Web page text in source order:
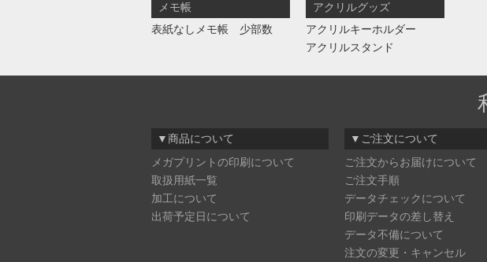
メモ帳
表紙なしメモ帳 少部数
アクリルグッズ
アクリルキーホルダー
アクリルスタンド
▼商品について
メガプリントの印刷について
取扱用紙一覧
加工について
出荷予定日について
▼ご注文について
ご注文からお届けについて
ご注文手順
データチェックについて
印刷データの差し替え
データ不備について
注文の変更・キャンセル